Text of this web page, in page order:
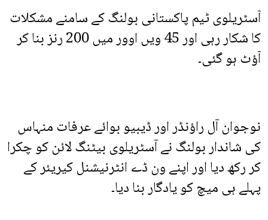
آسٹریلوی ٹیم پاکستانی بولنگ کے سامنے مشکلات
کا شکار رہی اور 45 ویں اوور میں 200 رنز بنا کر
آؤٹ ہو گئی۔
نوجوان آل راؤنڈر اور ڈیبیو بوائے عرفات منہاس
کی شاندار بولنگ نے آسٹریلوی بیٹنگ لائن کو چکرا
کر رکھ دیا اور اپنے ون ڈے انٹرنیشنل کیریئر کے
پہلے ہی میچ کو یادگار بنا دیا۔